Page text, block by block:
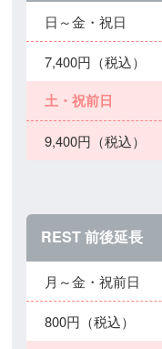
日～金・祝日
7,400円（税込）
土・祝前日
9,400円（税込）
REST 前後延長
月～金・祝前日
800円（税込）